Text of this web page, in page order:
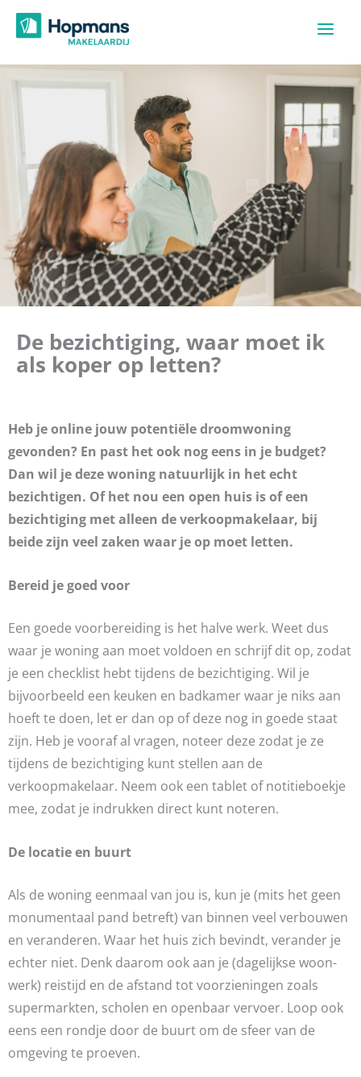
naar
inhoud
De bezichtiging, waar moet ik
als koper op letten?
Heb je online jouw potentiële droomwoning
gevonden? En past het ook nog eens in je budget?
Dan wil je deze woning natuurlijk in het echt
bezichtigen. Of het nou een open huis is of een
bezichtiging met alleen de verkoopmakelaar, bij
beide zijn veel zaken waar je op moet letten.
Bereid je goed voor
Een goede voorbereiding is het halve werk. Weet dus
waar je woning aan moet voldoen en schrijf dit op, zodat
je een checklist hebt tijdens de bezichtiging. Wil je
bijvoorbeeld een keuken en badkamer waar je niks aan
hoeft te doen, let er dan op of deze nog in goede staat
zijn. Heb je vooraf al vragen, noteer deze zodat je ze
tijdens de bezichtiging kunt stellen aan de
verkoopmakelaar. Neem ook een tablet of notitieboekje
mee, zodat je indrukken direct kunt noteren.
De locatie en buurt
Als de woning eenmaal van jou is, kun je (mits het geen
monumentaal pand betreft) van binnen veel verbouwen
en veranderen. Waar het huis zich bevindt, verander je
echter niet. Denk daarom ook aan je (dagelijkse woon-
werk) reistijd en de afstand tot voorzieningen zoals
supermarkten, scholen en openbaar vervoer. Loop ook
eens een rondje door de buurt om de sfeer van de
omgeving te proeven.